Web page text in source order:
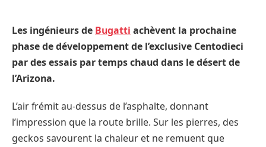
Les ingénieurs de Bugatti achèvent la prochaine
phase de développement de l’exclusive Centodieci
par des essais par temps chaud dans le désert de
l’Arizona.
L’air frémit au-dessus de l’asphalte, donnant
l’impression que la route brille. Sur les pierres, des
geckos savourent la chaleur et ne remuent que